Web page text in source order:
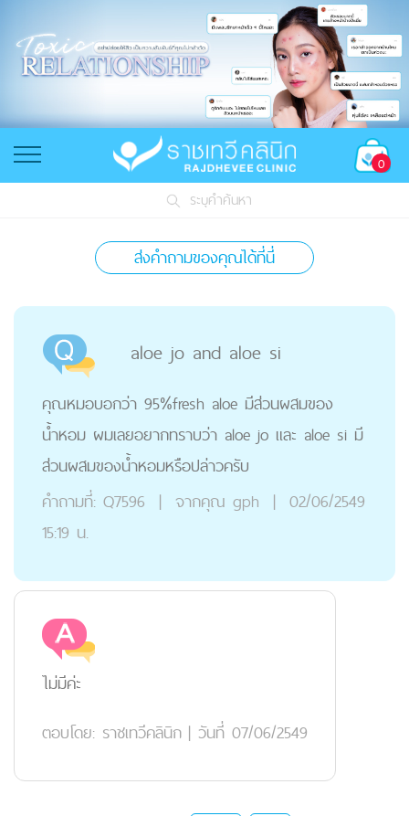
0
ระบุคำค้นหา
ส่งคำถามของคุณได้ที่นี่
aloe jo and aloe si
คุณหมอบอกว่า 95%fresh aloe มีส่วนผสมของ
น้ำหอม ผมเลยอยากทราบว่า aloe jo และ aloe si มี
ส่วนผสมของน้ำหอมหรือปล่าวครับ
คำถามที่: Q7596 | จากคุณ gph | 02/06/2549
15:19 น.
ไม่มีค่ะ
ตอบโดย: ราชเทวีคลินิก | วันที่ 07/06/2549